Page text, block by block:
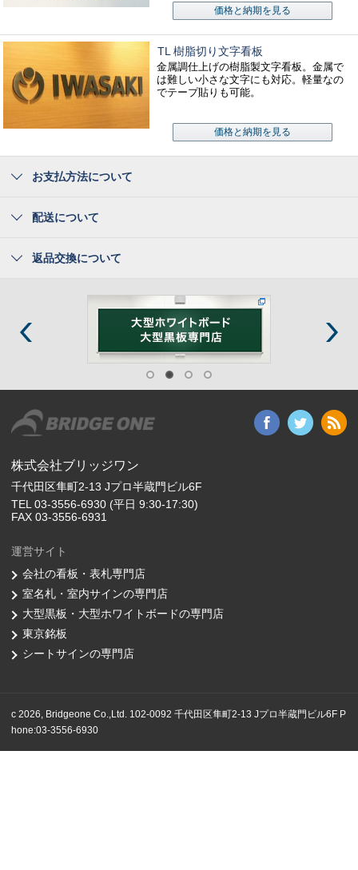
価格と納期を見る
TL 樹脂切り文字看板
金属調仕上げの樹脂製文字看板。金属で
は難しい小さな文字にも対応。軽量なの
でテープ貼りも可能。
価格と納期を見る
お支払方法について
配送について
返品交換について
株式会社ブリッジワン
千代田区隼町2-13 Jプロ半蔵門ビル6F
TEL 03-3556-6930 (平日 9:30-17:30)
FAX 03-3556-6931
運営サイト
会社の看板・表札専門店
室名札・室内サインの専門店
大型黒板・大型ホワイトボードの専門店
東京銘板
シートサインの専門店
c 2026, Bridgeone Co.,Ltd. 102-0092 千代田区隼町2-13 Jプロ半蔵門ビル6F P
hone:03-3556-6930